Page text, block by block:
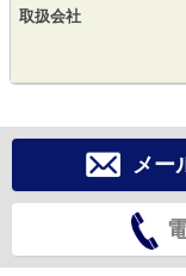
取扱会社
メー